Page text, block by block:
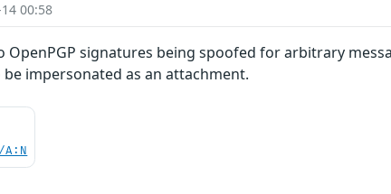
00:58
OpenPGP signatures being spoofed for arbitrary
impersonated as an attachment.